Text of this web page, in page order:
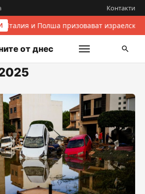
Контакти
Италия и Полша призовават
от днес